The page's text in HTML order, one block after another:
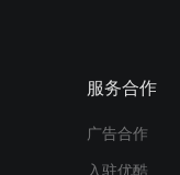
服务合作
广告合作
入驻优酷